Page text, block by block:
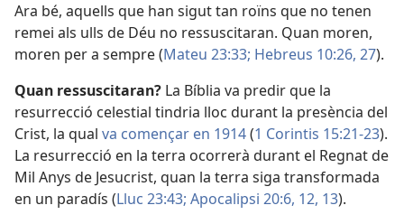
Ara bé, aquells que han sigut tan roïns que no tenen
remei als ulls de Déu no ressuscitaran. Quan moren,
moren per a sempre (Mateu 23:33; Hebreus 10:26, 27).
Quan ressuscitaran? La Bíblia va predir que la
resurrecció celestial tindria lloc durant la presència del
Crist, la qual va començar en 1914(1 Corintis 15:21-23).
La resurrecció en la terra ocorrerà durant el Regnat de
Mil Anys de Jesucrist, quan la terra siga transformada
en un paradís (Lluc 23:43; Apocalipsi 20:6, 12, 13).